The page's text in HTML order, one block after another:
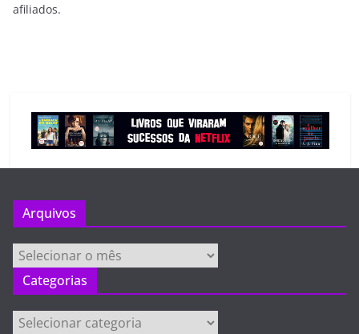
afiliados.
Arquivos
Arquivos
Categorias
Categorias